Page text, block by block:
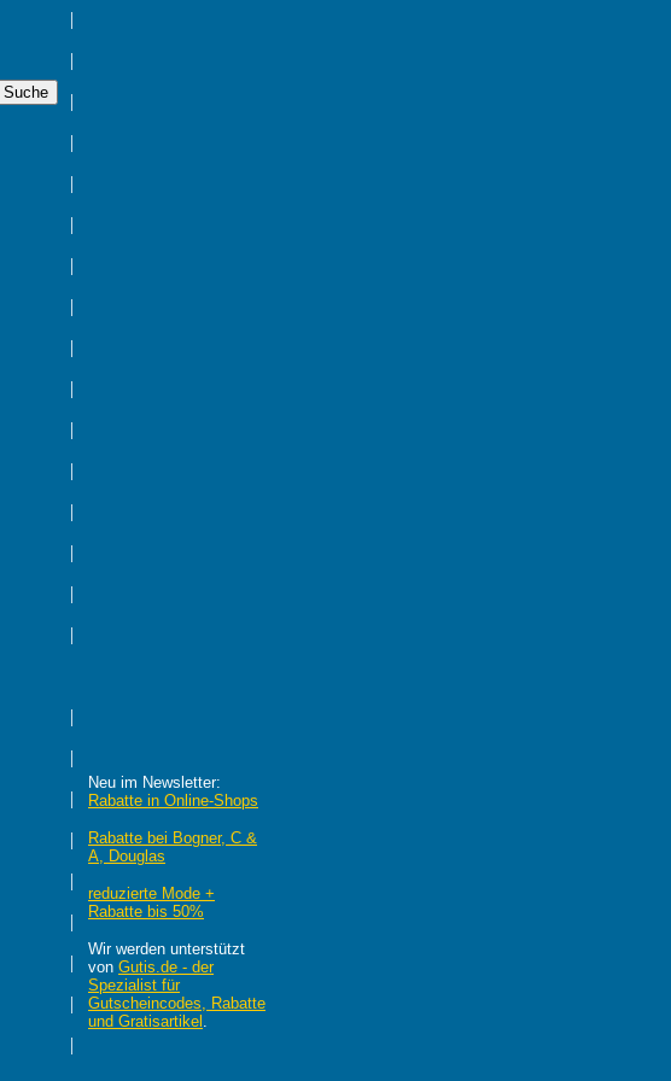
|
|
|
|
|
|
|
|
|
|
|
|
|
|
|
|
|
|
|
|
|
|
|
|
|
Neu im Newsletter:
Rabatte in Online-Shops
Rabatte bei Bogner, C &
A, Douglas
reduzierte Mode +
Rabatte bis 50%
Wir werden unterstützt
von Gutis.de - der
Spezialist für
Gutscheincodes, Rabatte
und Gratisartikel .